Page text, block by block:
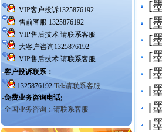
[
[
[
[
[
[
[
[